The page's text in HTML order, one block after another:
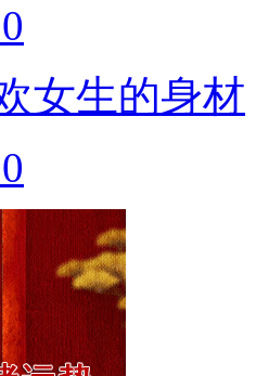
女生的身材